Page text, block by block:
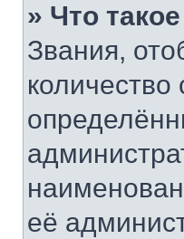
» Что
Звания,
её